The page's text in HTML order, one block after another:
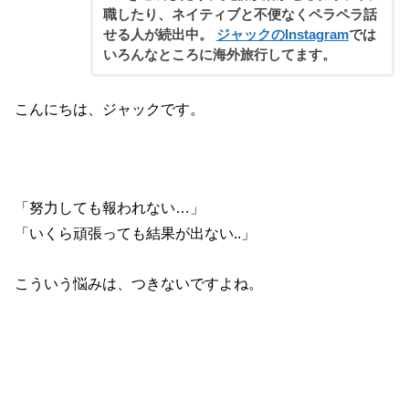
職したり、ネイティブと不便なくペラペラ話
せる人が続出中。 ジャックのInstagramでは
いろんなところに海外旅行してます。
こんにちは、ジャックです。
「努力しても報われない…」
「いくら頑張っても結果が出ない..」
こういう悩みは、つきないですよね。